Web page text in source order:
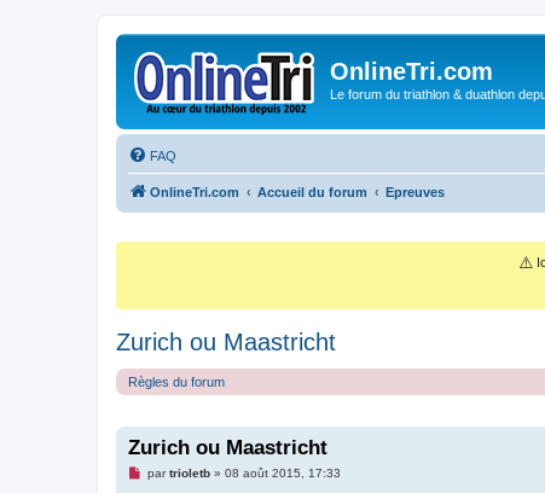
OnlineTri.com
Le forum du triathlon & duathlon
FAQ
OnlineTri.com Accueil du forum Epreuves
⚠️
Zurich ou Maastricht
Règles du forum
Zurich ou Maastricht
Mpartrioletb» 08 août 2015, 17:33